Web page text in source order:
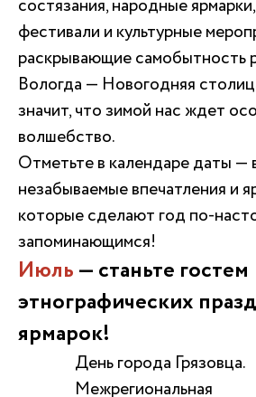
состязания, народные
фестивали и культурные
раскрывающие самобытность
Вологда — Новогодняя
значит, что зимой нас ждет
волшебство.
Отметьте в календаре даты —
незабываемые впечатления и
которые сделают год по-
запоминающимся!
Июль — станьте гостем
этнографических
ярмарок!
День города Грязовца.
Межрегиональная